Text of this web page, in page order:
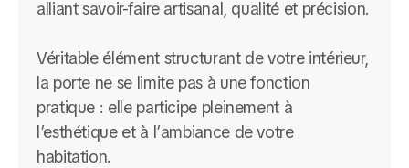
alliant savoir-faire artisanal, qualité et précision.
Véritable élément structurant de votre intérieur,
la porte ne se limite pas à une fonction
pratique : elle participe pleinement à
l’esthétique et à l’ambiance de votre
habitation.